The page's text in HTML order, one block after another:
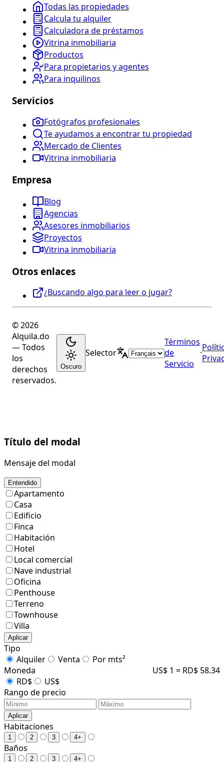
Todas las propiedades
Calcula tu alquiler
Calculadora de préstamos
Vitrina inmobiliaria
Productos
Para propietarios y agentes
Para inquilinos
Servicios
Fotógrafos profesionales
Te ayudamos a encontrar tu propiedad
Mercado de Clientes
Vitrina inmobiliaria
Empresa
Blog
Agencias
Asesores inmobiliarios
Proyectos
Vitrina inmobiliaria
Otros enlaces
¿Buscando algo para leer o jugar?
© 2026
Alquila.do
— Todos
los
derechos
reservados.
Oscuro
Selector
Términos
de
Servicio
·
Título del modal
Mensaje del modal
Entendido
Apartamento
Casa
Edificio
Finca
Habitación
Hotel
Local comercial
Nave industrial
Oficina
Penthouse
Terreno
Townhouse
Villa
Aplicar
Tipo
Alquiler
Venta
Por mts²
Moneda
US$ 1 = RD$ 58.34
RD$
US$
Rango de precio
Aplicar
Habitaciones
1 2 3 4+
Baños
1 2 3
4+